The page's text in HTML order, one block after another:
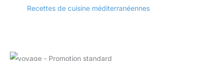
Recettes de cuisine méditerranéennes